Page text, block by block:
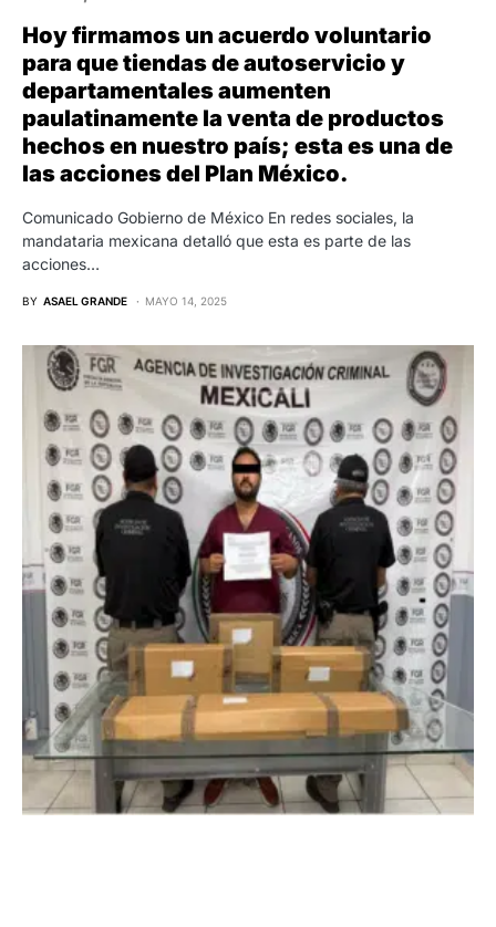
Hoy firmamos un acuerdo voluntario
para que tiendas de autoservicio y
departamentales aumenten
paulatinamente la venta de productos
hechos en nuestro país; esta es una de
las acciones del Plan México.
Comunicado Gobierno de México En redes sociales, la
mandataria mexicana detalló que esta es parte de las
acciones…
BY ASAEL GRANDE MAYO 14, 2025